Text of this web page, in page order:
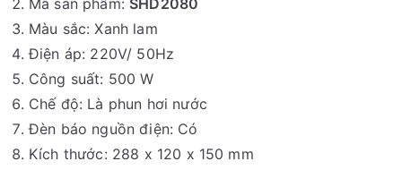
Màu sắc: Xanh lam
Điện áp: 220V/ 50Hz
Công suất: 500 W
Chế độ: Là phun hơi nước
Đèn báo nguồn điện: Có
Kích thước: 288 x 120 x 150 mm